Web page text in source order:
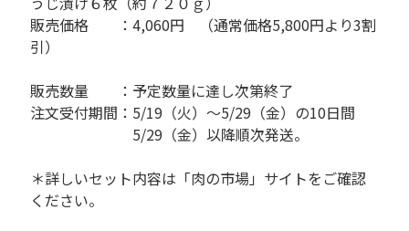
販売価格 ：4,060円 （通常価格5,800円より3割
引）
販売数量 ：予定数量に達し次第終了
注文受付期間：5/19（火）～5/29（金）の10日間
5/29（金）以降順次発送。
＊詳しいセット内容は「肉の市場」サイトをご確認
ください。